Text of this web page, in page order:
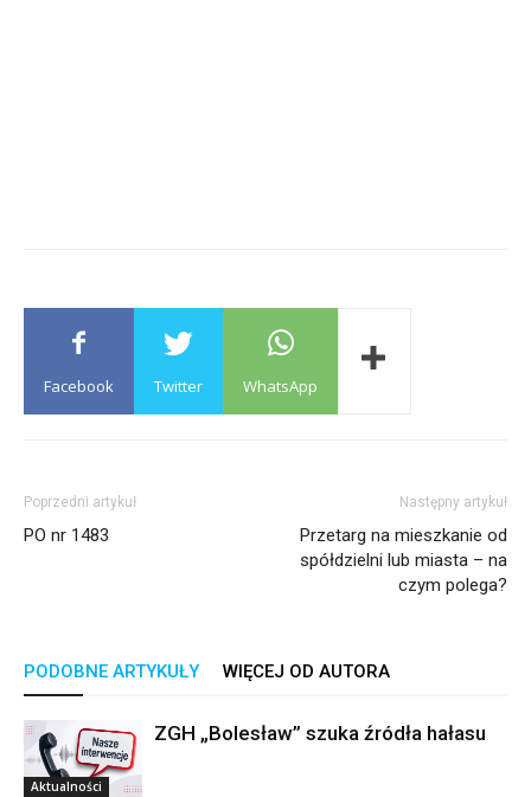
Facebook Twitter WhatsApp
Poprzedni artykuł
PO nr 1483
Następny artykuł
Przetarg na mieszkanie od
spółdzielni lub miasta – na
czym polega?
PODOBNE ARTYKUŁY WIĘCEJ OD AUTORA
Aktualności
ZGH „Bolesław” szuka źródła hałasu